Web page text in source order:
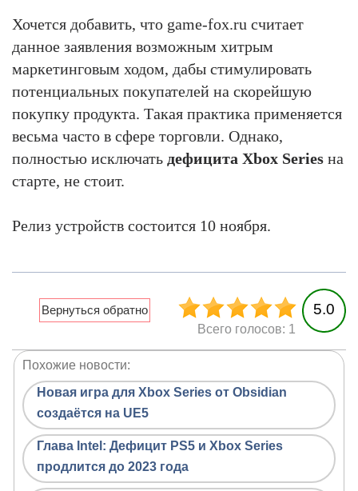
Хочется добавить, что game-fox.ru считает
данное заявления возможным хитрым
маркетинговым ходом, дабы стимулировать
потенциальных покупателей на скорейшую
покупку продукта. Такая практика применяется
весьма часто в сфере торговли. Однако,
полностью исключать дефицита Xbox Series на
старте, не стоит.
Релиз устройств состоится 10 ноября.
5.0
Всего голосов: 1
Похожие новости:
Новая игра для Xbox Series от Obsidian
создаётся на UE5
Глава Intel: Дефицит PS5 и Xbox Series
продлится до 2023 года